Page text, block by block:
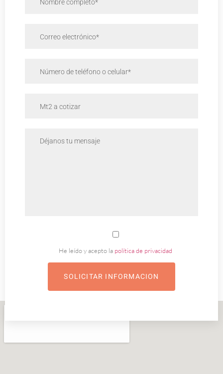
He leído y acepto la política de privacidad